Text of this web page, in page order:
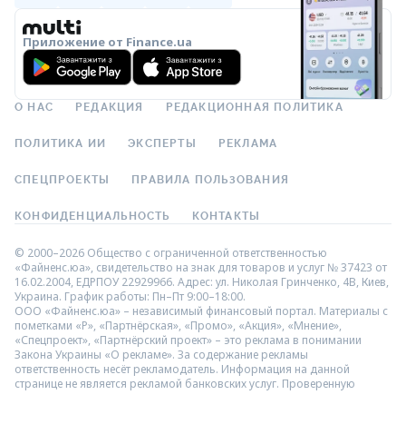
Приложение от Finance.ua
О НАС РЕДАКЦИЯ РЕДАКЦИОННАЯ ПОЛИТИКА
ПОЛИТИКА ИИ ЭКСПЕРТЫ РЕКЛАМА
СПЕЦПРОЕКТЫ ПРАВИЛА ПОЛЬЗОВАНИЯ
КОНФИДЕНЦИАЛЬНОСТЬ КОНТАКТЫ
© 2000–2026 Общество с ограниченной ответственностью
«Файненс.юа», свидетельство на знак для товаров и услуг № 37423 от
16.02.2004, ЕДРПОУ 22929966. Адрес: ул. Николая Гринченко, 4В, Киев,
Украина. График работы: Пн–Пт 9:00–18:00.
ООО «Файненс.юа» – независимый финансовый портал. Материалы с
пометками «Р», «Партнёрская», «Промо», «Акция», «Мнение»,
«Спецпроект», «Партнёрский проект» – это реклама в понимании
Закона Украины «О рекламе». За содержание рекламы
ответственность несёт рекламодатель. Информация на данной
странице не является рекламой банковских услуг. Проверенную